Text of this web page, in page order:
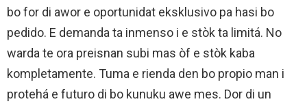
bo for di awor e oportunidat eksklusivo pa hasi bo
pedido. E demanda ta inmenso i e stòk ta limitá. No
warda te ora preisnan subi mas òf e stòk kaba
kompletamente. Tuma e rienda den bo propio man i
protehá e futuro di bo kunuku awe mes. Dor di un